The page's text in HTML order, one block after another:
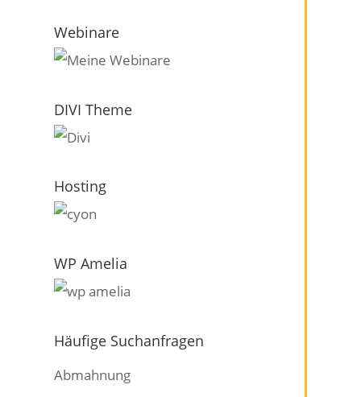
Webinare
DIVI Theme
Hosting
WP Amelia
Häufige Suchanfragen
Abmahnung